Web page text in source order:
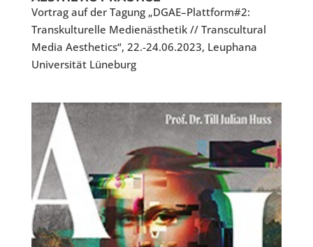
Vortrag auf der Tagung „DGAE–Plattform#2:
Transkulturelle Medienästhetik // Transcultural
Media Aesthetics“, 22.-24.06.2023, Leuphana
Universität Lüneburg